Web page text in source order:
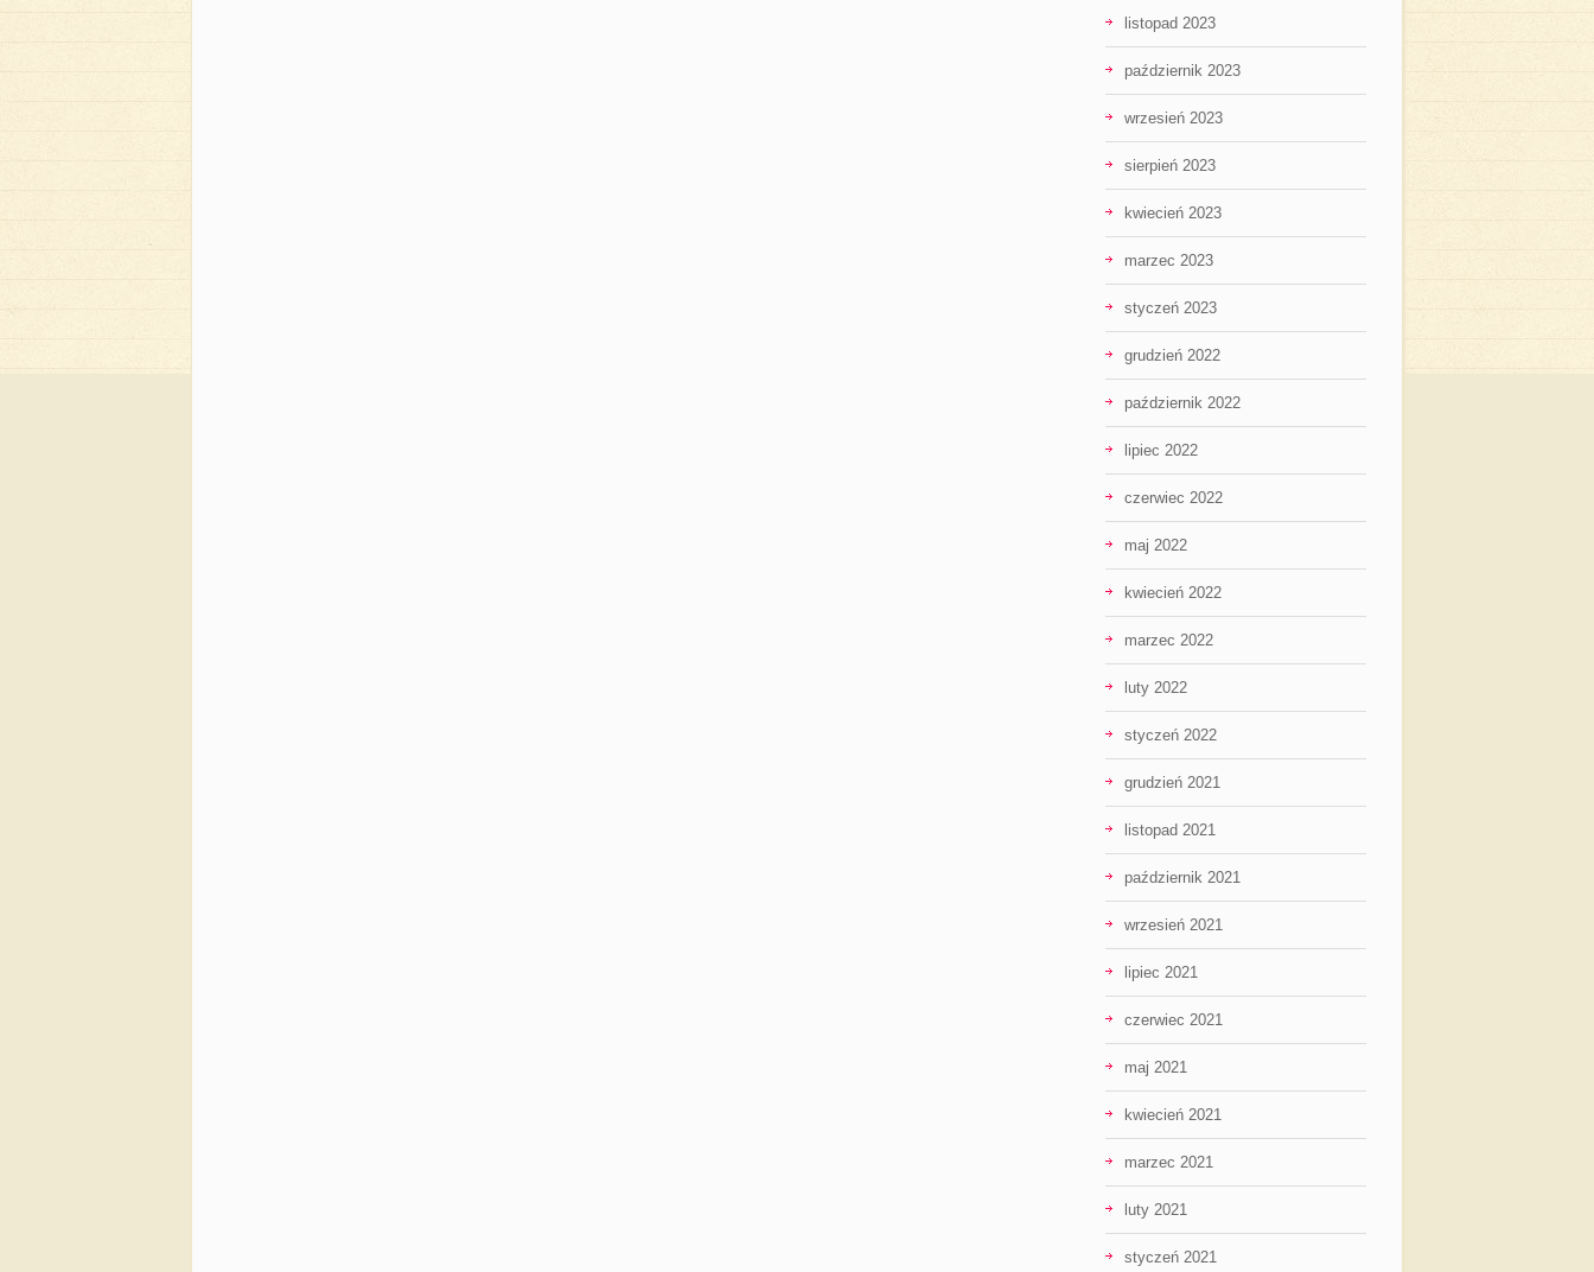
listopad 2023
październik 2023
wrzesień 2023
sierpień 2023
kwiecień 2023
marzec 2023
styczeń 2023
grudzień 2022
październik 2022
lipiec 2022
czerwiec 2022
maj 2022
kwiecień 2022
marzec 2022
luty 2022
styczeń 2022
grudzień 2021
listopad 2021
październik 2021
wrzesień 2021
lipiec 2021
czerwiec 2021
maj 2021
kwiecień 2021
marzec 2021
luty 2021
styczeń 2021